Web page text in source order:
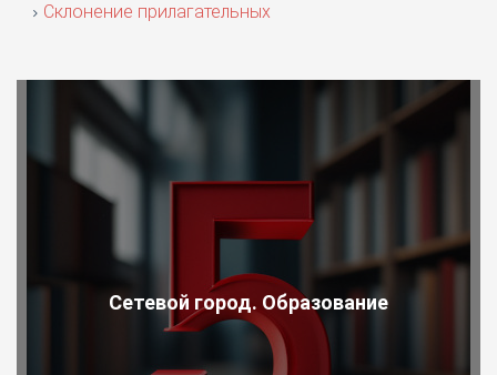
Склонение прилагательных
Сетевой город. Образование